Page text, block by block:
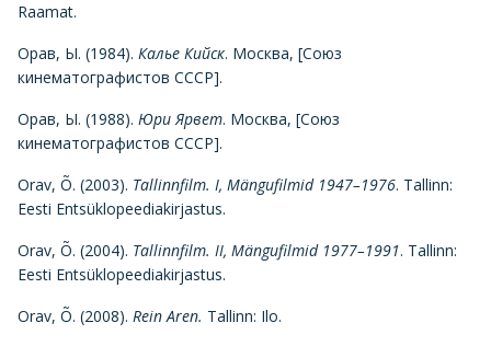
Raamat.
Орав, Ы. (1984). Калье Кийск. Москва, [Союз
кинематографистов СССР].
Орав, Ы. (1988). Юри Ярвет. Москва, [Союз
кинематографистов СССР].
Orav, Õ. (2003). Tallinnfilm. I, Mängufilmid 1947–1976. Tallinn:
Eesti Entsüklopeediakirjastus.
Orav, Õ. (2004). Tallinnfilm. II, Mängufilmid 1977–1991. Tallinn:
Eesti Entsüklopeediakirjastus.
Orav, Õ. (2008). Rein Aren. Tallinn: Ilo.